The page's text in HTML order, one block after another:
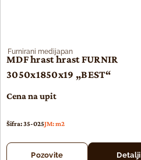
Furnirani medijapan
MDF hrast hrast FURNIR
3050x1850x19 „BEST“
Cena na upit
Šifra: 35-025JM: m2
Pozovite Detalji